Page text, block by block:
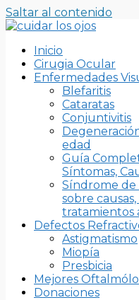
Saltar al contenido
Inicio
Cirugia Ocular
Enfermedades
Blefaritis
Cataratas
Conjuntivitis
edad
Guía
Síntomas,
Síndrome de
sobre
tratamientos
Defectos
Astigmatismo
Miopía
Presbicia
Mejores
Donaciones